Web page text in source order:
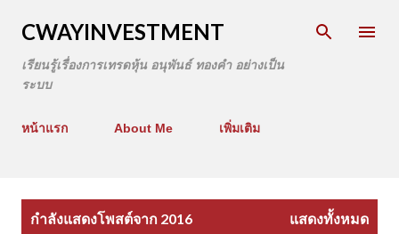
CWAYINVESTMENT
เรียนรู้เรื่องการเทรดหุ้น อนุพันธ์ ทองคำ อย่างเป็น
ระบบ
หน้าแรก About Me เพิ่มเติม
กำลังแสดงโพสต์จาก 2016 แสดงทั้งหมด